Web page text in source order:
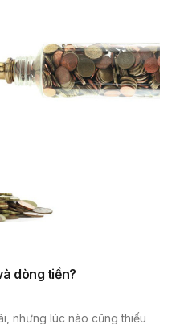
dòng tiền?
nhưng lúc nào cũng thiếu